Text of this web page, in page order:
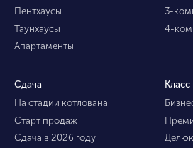
Пентхаусы
Таунхаусы
Апартаменты
3-
4-
Сдача
На стадии котлована
Старт продаж
Сдача в 2026 году